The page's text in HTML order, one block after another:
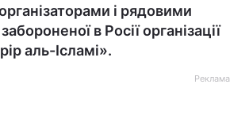
і рядовими
в Росії організації
аль-Ісламі».
Реклама